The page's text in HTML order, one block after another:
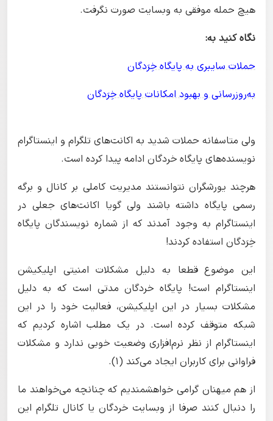
هیچ حمله موفقی به وبسایت صورت نگرفت.
نگاه کنید به:
حملات سایبری به پایگاه خِرَدگان
به‌روزرسانی و بهبود امکانات پایگاه خِرَدگان
ولی متاسفانه حملات شدید به اکانت‌های تلگرام و اینستاگرام
نویسنده‌های پایگاه خردگان ادامه پیدا کرده است.
هرچند یورشگران نتوانستند مدیریت کاملی بر کانال و برگه
رسمی پایگاه داشته باشند ولی گویا اکانت‌های جعلی در
اینستاگرام به وجود آمدند که از شماره نویسندگان پایگاه
خِرَدگان استفاده کردند!
این موضوع قطعا به دلیل مشکلات امنیتی اپلیکیشن
اینستاگرام است! پایگاه خردگان مدتی است که به دلیل
مشکلات بسیار در این اپلیکیشن، فعالیت خود را در این
شبکه متوقف کرده است. در یک مطلب اشاره کردیم که
اینستاگرام از نظر نرم‌افزاری وضعیت خوبی ندارد و مشکلات
فراوانی برای کاربران ایجاد می‌کند (1).
از هم میهنان گرامی خواهشمندیم که چنانچه می‌خواهند ما
را دنبال کنند صرفا از وبسایت خردگان یا کانال تلگرام این